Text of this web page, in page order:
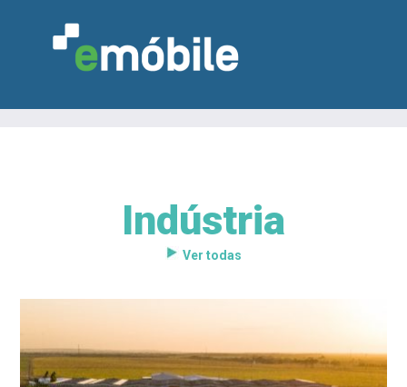
MARCENARIA
DESIGN & DECORAÇÃO
NOTÍCIAS
Indústria
Ver todas